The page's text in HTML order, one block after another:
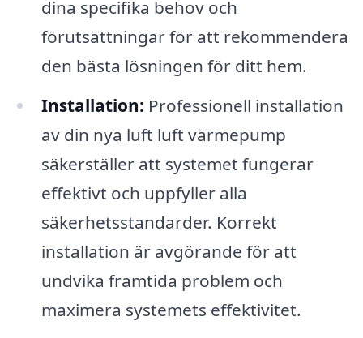
dina specifika behov och
förutsättningar för att rekommendera
den bästa lösningen för ditt hem.
Installation: Professionell installation
av din nya luft luft värmepump
säkerställer att systemet fungerar
effektivt och uppfyller alla
säkerhetsstandarder. Korrekt
installation är avgörande för att
undvika framtida problem och
maximera systemets effektivitet.